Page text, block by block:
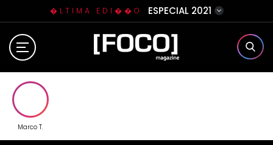
�LTIMA EDI��O ESPECIAL 2021
Home
Marco T.